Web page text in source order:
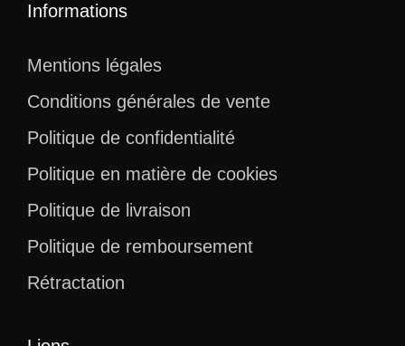
Informations
Mentions légales
Conditions générales de vente
Politique de confidentialité
Politique en matière de cookies
Politique de livraison
Politique de remboursement
Rétractation